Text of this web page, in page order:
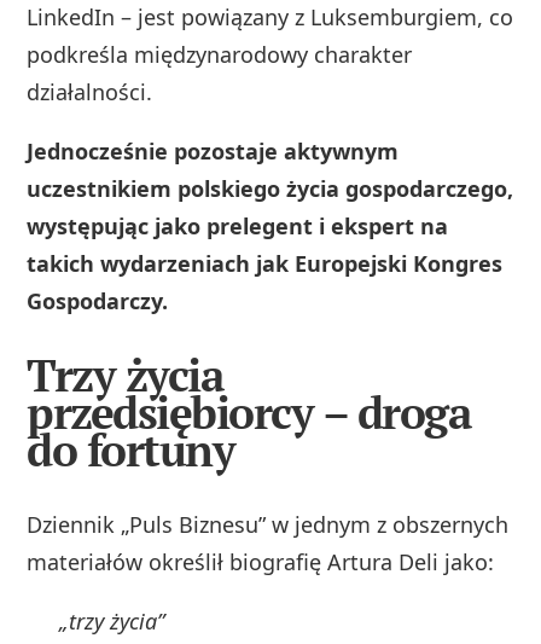
LinkedIn – jest powiązany z Luksemburgiem, co
podkreśla międzynarodowy charakter
działalności.
Jednocześnie pozostaje aktywnym
uczestnikiem polskiego życia gospodarczego,
występując jako prelegent i ekspert na
takich wydarzeniach jak Europejski Kongres
Gospodarczy.
Trzy życia
przedsiębiorcy – droga
do fortuny
Dziennik „Puls Biznesu” w jednym z obszernych
materiałów określił biografię Artura Deli jako:
„trzy życia”